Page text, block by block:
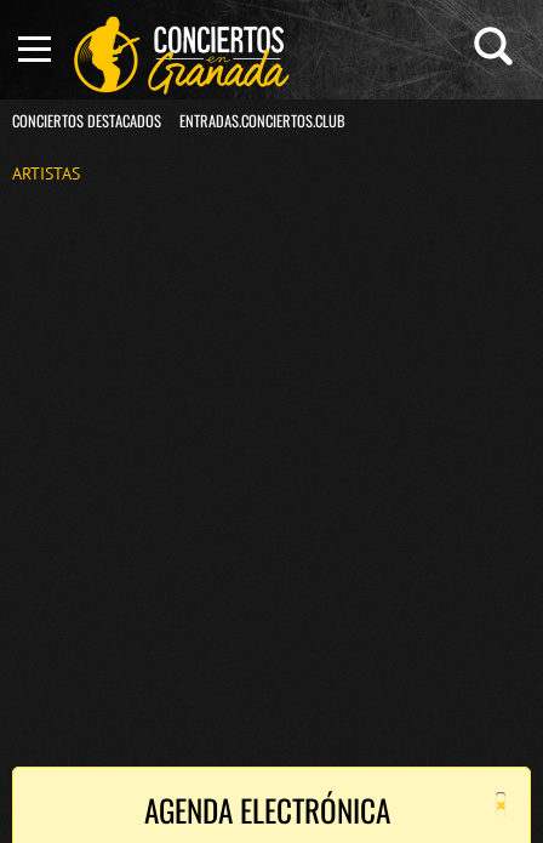
CONCIERTOS DESTACADOS ENTRADAS.CONCIERTOS.CLUB
ARTISTAS
×
AGENDA ELECTRÓNICA